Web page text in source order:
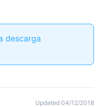
descarga
Updated 04/12/2018